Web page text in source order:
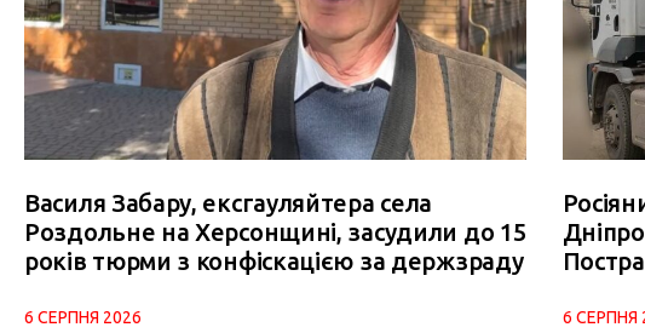
Василя Забару, ексгауляйтера села
Роздольне на Херсонщині, засудили до 15
років тюрми з конфіскацією за держзраду
6 СЕРПНЯ 2026 6 СЕРПНЯ